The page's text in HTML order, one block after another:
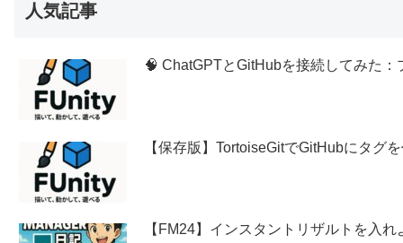
人気記事
🧠 ChatGPTとGitHubを接続してみた
【保存版】TortoiseGitでGitHubにタグ
【FM24】インスタントリザルトを入れ